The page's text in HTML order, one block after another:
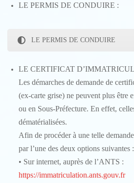
LE PERMIS DE CONDUIRE :
LE PERMIS DE CONDUIRE
LE CERTIFICAT
Les démarches de demande de
(ex-carte grise) ne peuvent plus être
ou en Sous-Préfecture.En effet,
dématérialisées.
Afin de procéder à une telle
par l’une des deux options suivantes :
• Sur internet, auprès de l’ANTS :
https://immatriculation.ants.gouv.fr